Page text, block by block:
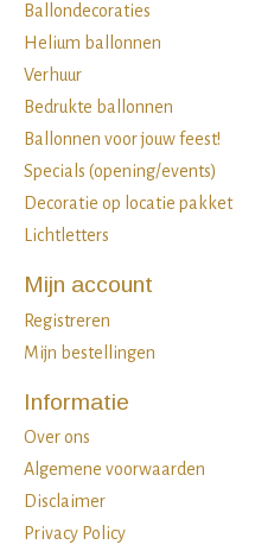
Ballondecoraties
Helium ballonnen
Verhuur
Bedrukte ballonnen
Ballonnen voor jouw feest!
Specials (opening/events)
Decoratie op locatie pakket
Lichtletters
Mijn account
Registreren
Mijn bestellingen
Informatie
Over ons
Algemene voorwaarden
Disclaimer
Privacy Policy